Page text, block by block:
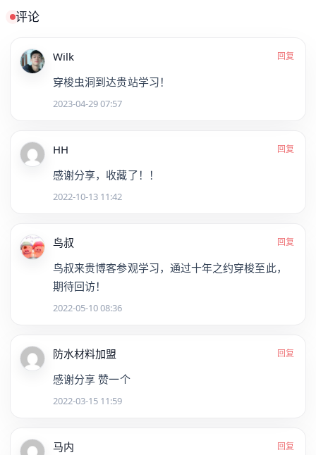
评论
Wilk 回复
穿梭虫洞到达贵站学习！
2023-04-29 07:57
HH 回复
感谢分享，收藏了！！
2022-10-13 11:42
鸟叔 回复
鸟叔来贵博客参观学习，通过十年之约穿梭至此，
期待回访！
2022-05-10 08:36
防水材料加盟 回复
感谢分享 赞一个
2022-03-15 11:59
马内 回复